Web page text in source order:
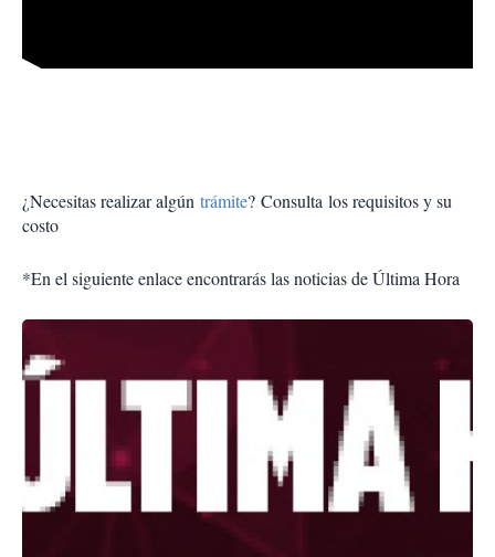
¿Necesitas realizar algún trámite? Consulta los requisitos y su
costo
*En el siguiente enlace encontrarás las noticias de Última Hora